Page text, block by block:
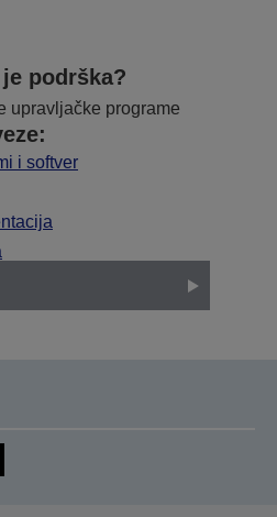
podrška?
upravljačke programe
i softver